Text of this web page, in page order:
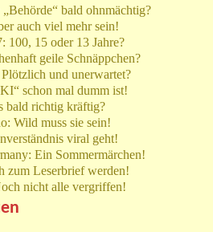
bald ohnmächtig?
auch viel mehr sein!
100, 15 oder 13 Jahre?
geile Schnäppchen?
und unerwartet?
schon mal dumm ist!
bald richtig kräftig?
Wild muss sie sein!
viral geht!
Ein Sommermärchen!
zum Leserbrief werden!
nicht alle vergriffen!